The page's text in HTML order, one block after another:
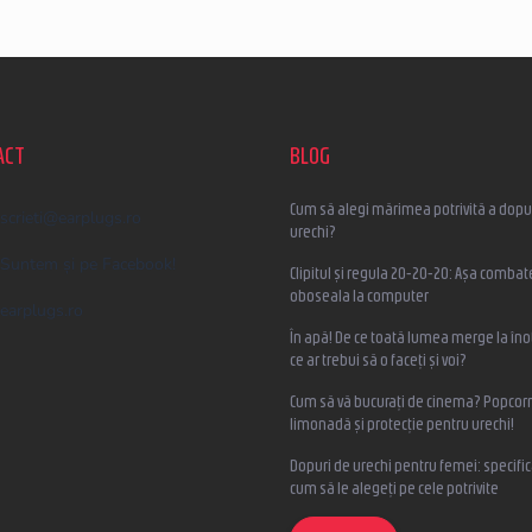
scrieti @ earplugs.ro
Suntem și pe Facebook!
earplugs.ro
BLOG
Cum să alegi mărimea potrivită a
urechi?
Clipitul și regula 20-20-20: Așa
oboseala la computer
În apă! De ce toată lumea merge la
ce ar trebui să o faceți și voi?
Cum să vă bucurați de cinema?
limonadă și protecție pentru urechi!
Dopuri de urechi pentru femei:
cum să le alegeți pe cele potrivite